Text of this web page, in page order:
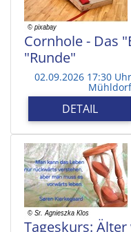
Cornhole - Das
"Runde"
02.09.2026 17:30 Uhr
Mühldorf
DETAIL
Tageskurs: